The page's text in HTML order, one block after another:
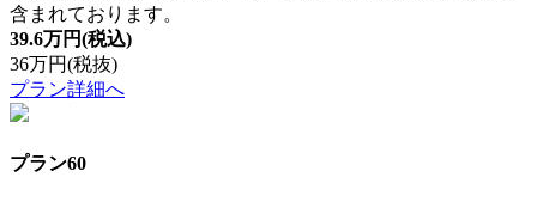
含まれております。
39.6万円(税込)
36万円(税抜)
プラン詳細へ
プラン60